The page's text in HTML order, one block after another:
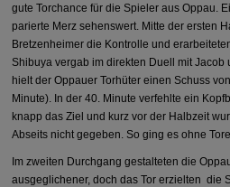
gute Torchance für die Spieler aus Oppau.
parierte Merz sehenswert. Mitte der ersten
Bretzenheimer die Kontrolle und
Shibuya vergab im direkten Duell mit Jacob
hielt der Oppauer Torhüter einen Schuss
Minute). In der 40. Minute verfehlte ein
knapp das Ziel und kurz vor der Halbzeit
Abseits nicht gegeben. So ging es ohne
Im zweiten Durchgang gestalteten die
ausgeglichener, doch das Tor erzielten die